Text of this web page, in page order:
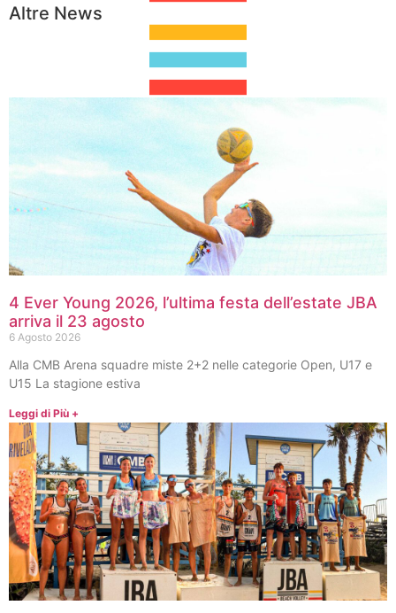
Altre News
4 Ever Young 2026, l’ultima festa dell’estate JBA
arriva il 23 agosto
6 Agosto 2026
Alla CMB Arena squadre miste 2+2 nelle categorie Open, U17 e
U15 La stagione estiva
Leggi di Più +